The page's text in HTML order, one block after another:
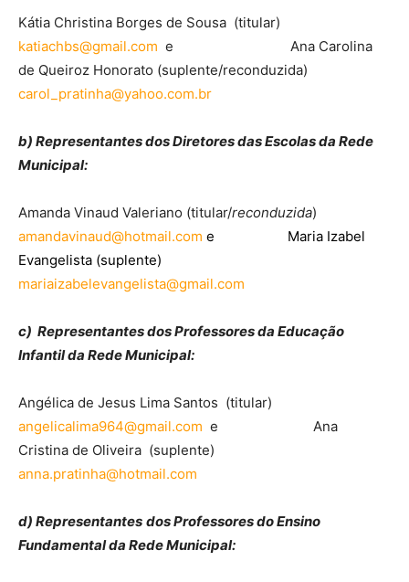
Kátia Christina Borges de Sousa (titular)
katiachbs@gmail.com e Ana Carolina
de Queiroz Honorato (suplente/reconduzida)
carol_pratinha@yahoo.com.br
b) Representantes dos Diretores das Escolas da Rede
Municipal:
Amanda Vinaud Valeriano (titular/reconduzida)
amandavinaud@hotmail.com e Maria Izabel
Evangelista (suplente)
mariaizabelevangelista@gmail.com
c) Representantes dos Professores da Educação
Infantil da Rede Municipal:
Angélica de Jesus Lima Santos (titular)
angelicalima964@gmail.com e Ana
Cristina de Oliveira (suplente)
anna.pratinha@hotmail.com
d) Representantes dos Professores do Ensino
Fundamental da Rede Municipal: